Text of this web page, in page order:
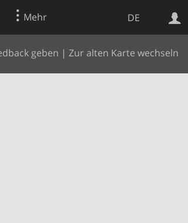
DE
Mehr
geben | Zur alten Karte wechseln
Websuche